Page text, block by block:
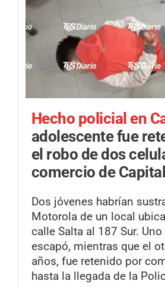
Hecho policial en
adolescente fue
el robo de dos
comercio de Capital
Dos jóvenes habrían
Motorola de un local
calle Salta al 187 Sur.
escapó, mientras que el
años, fue retenido por
hasta la llegada de la